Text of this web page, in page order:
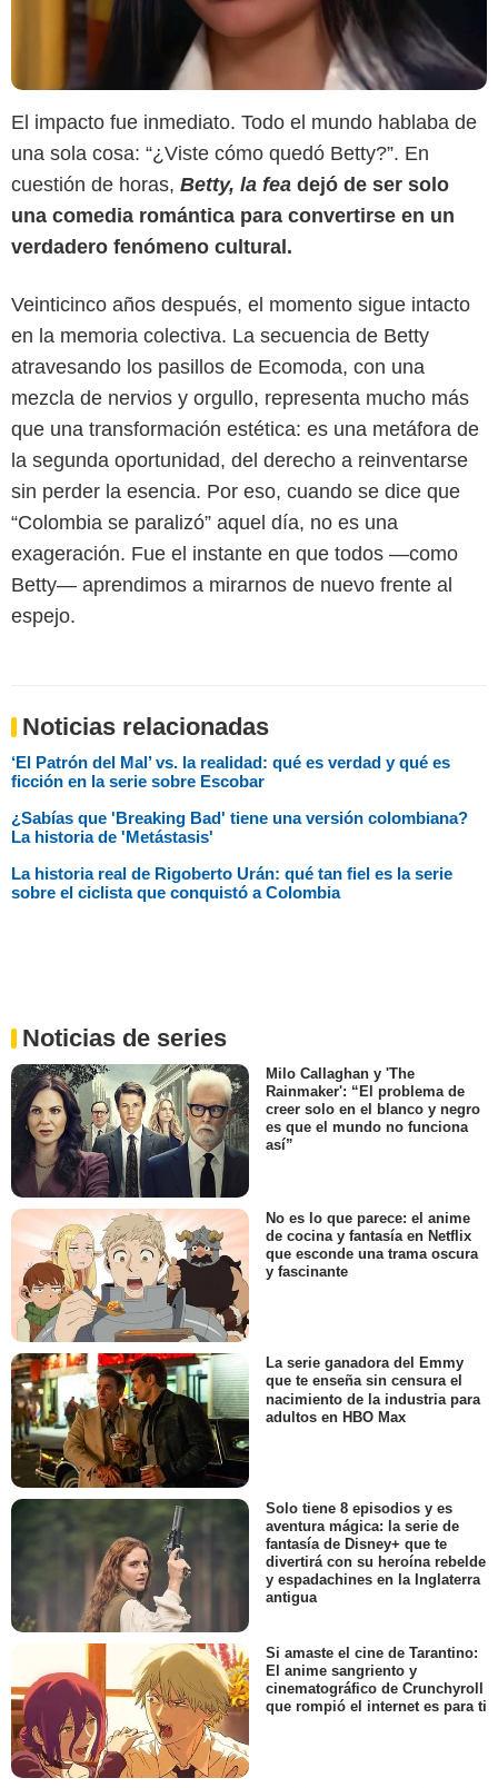
El impacto fue inmediato. Todo el mundo hablaba de
una sola cosa: “¿Viste cómo quedó Betty?”. En
cuestión de horas, Betty, la fea dejó de ser solo
una comedia romántica para convertirse en un
verdadero fenómeno cultural.
Veinticinco años después, el momento sigue intacto
en la memoria colectiva. La secuencia de Betty
atravesando los pasillos de Ecomoda, con una
mezcla de nervios y orgullo, representa mucho más
que una transformación estética: es una metáfora de
la segunda oportunidad, del derecho a reinventarse
sin perder la esencia. Por eso, cuando se dice que
“Colombia se paralizó” aquel día, no es una
exageración. Fue el instante en que todos —como
Betty— aprendimos a mirarnos de nuevo frente al
espejo.
Noticias relacionadas
‘El Patrón del Mal’ vs. la realidad: qué es verdad y qué es
ficción en la serie sobre Escobar
¿Sabías que 'Breaking Bad' tiene una versión colombiana?
La historia de 'Metástasis'
La historia real de Rigoberto Urán: qué tan fiel es la serie
sobre el ciclista que conquistó a Colombia
Noticias de series
Milo Callaghan y 'The
Rainmaker': “El problema de
creer solo en el blanco y negro
es que el mundo no funciona
así”
No es lo que parece: el anime
de cocina y fantasía en Netflix
que esconde una trama oscura
y fascinante
La serie ganadora del Emmy
que te enseña sin censura el
nacimiento de la industria para
adultos en HBO Max
Solo tiene 8 episodios y es
aventura mágica: la serie de
fantasía de Disney+ que te
divertirá con su heroína rebelde
y espadachines en la Inglaterra
antigua
Si amaste el cine de Tarantino:
El anime sangriento y
cinematográfico de Crunchyroll
que rompió el internet es para ti